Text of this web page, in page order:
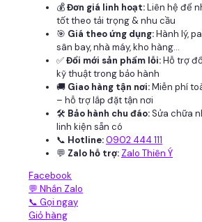
💰Đơn giá linh hoạt:Liên hệ để
tốt theo tải trọng & nhu cầu
🎯 Giá theo ứng dụng:Hành lý,
sân bay, nhà máy, kho hàng...
✅Đổi mới sản phẩm lỗi:Hỗ trợ
kỹ thuật trong bảo hành
🚚 Giao hàng tận nơi:Miễn phí
– hỗ trợ lắp đặt tận nơi
🛠 Bảo hành chu đáo:Sửa chữa
linh kiện sẵn có
📞 Hotline:0902 444 111
💬 Zalo hỗ trợ: Zalo Thiên Ý
Facebook
💬 Nhắn Zalo
📞 Gọi ngay
Giỏ hàng